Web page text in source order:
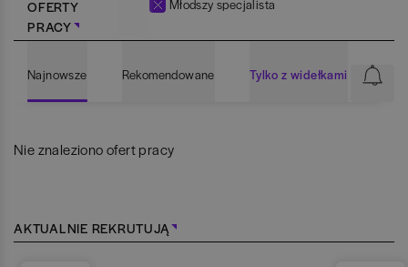
OFERTY
PRACY
Młodszy specjalista
Najnowsze Rekomendowane Tylko z widełkami
Nie znaleziono ofert pracy
AKTUALNIE REKRUTUJĄ